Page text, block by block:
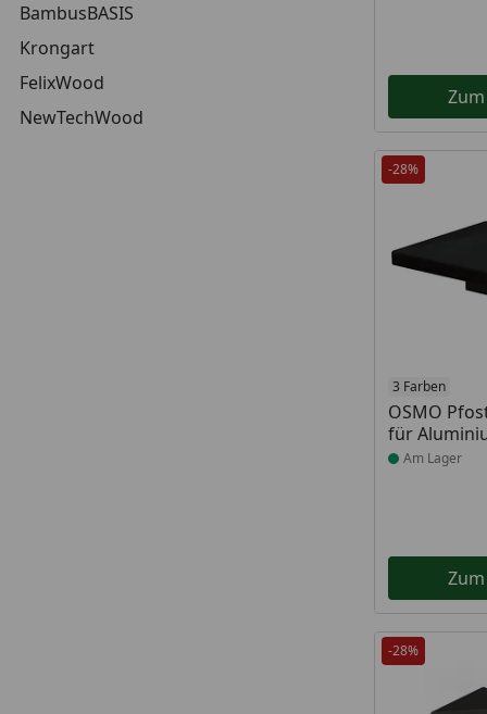
BambusBASIS
Krongart
FelixWood
NewTechWood
-28%
3 Farben
OSMO
für
Produkt am
Am Lager
-28%